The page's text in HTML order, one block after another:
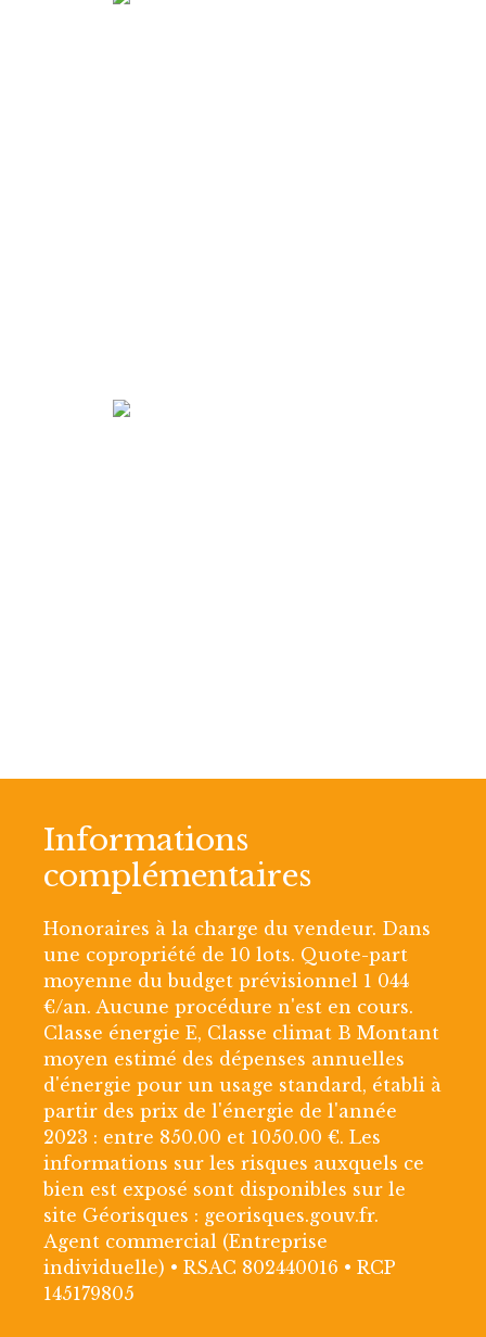
Informations
complémentaires
Honoraires à la charge du vendeur. Dans
une copropriété de 10 lots. Quote-part
moyenne du budget prévisionnel 1 044
€/an. Aucune procédure n'est en cours.
Classe énergie E, Classe climat B Montant
moyen estimé des dépenses annuelles
d'énergie pour un usage standard, établi à
partir des prix de l'énergie de l'année
2023 : entre 850.00 et 1050.00 €. Les
informations sur les risques auxquels ce
bien est exposé sont disponibles sur le
site Géorisques : georisques.gouv.fr.
Agent commercial (Entreprise
individuelle) • RSAC 802440016 • RCP
145179805